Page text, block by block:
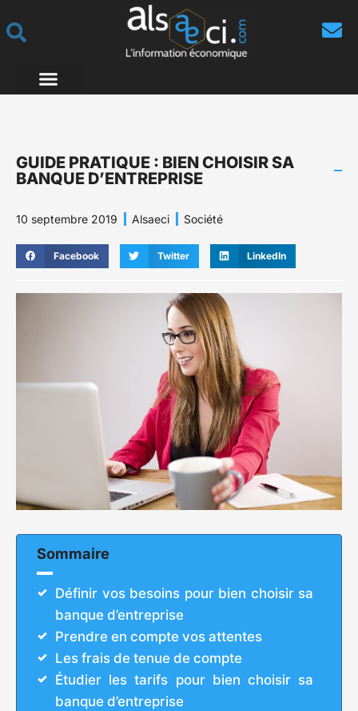
GUIDE PRATIQUE : BIEN CHOISIR SA
BANQUE D’ENTREPRISE
10 septembre 2019 Alsaeci Société
Facebook Twitter LinkedIn
Sommaire
Définir vos besoins pour bien choisir sa
banque d’entreprise
Prendre en compte vos attentes
Les frais de tenue de compte
Étudier les tarifs pour bien choisir sa
banque d’entreprise